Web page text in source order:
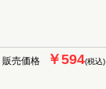
販売価格 ￥594(税込)